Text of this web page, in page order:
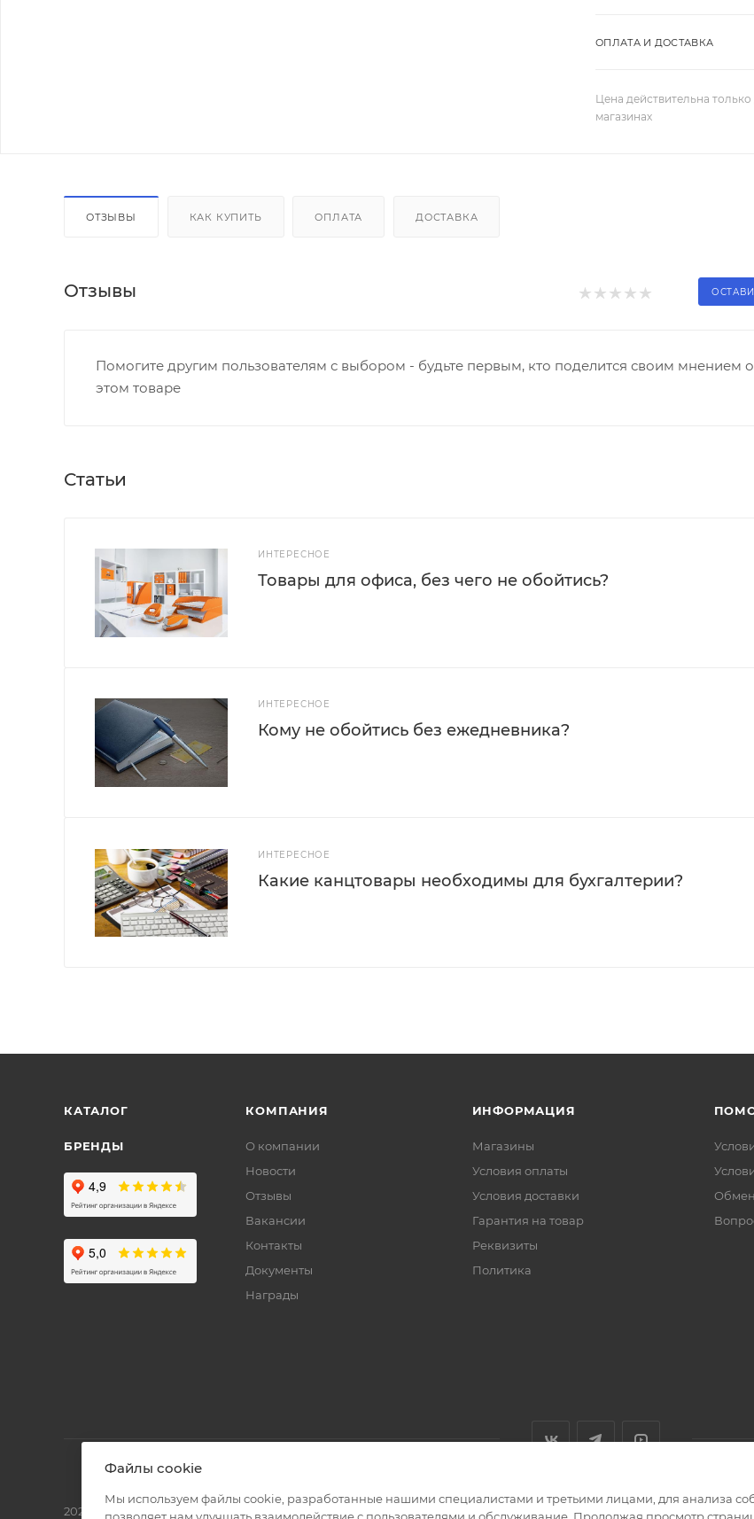
ОПЛАТА И ДОСТАВКА
Цена действительна
магазинах
ОТЗЫВЫ КАК КУПИТЬ ОПЛАТА ДОСТАВКА
Отзывы
Помогите другим пользователям с выбором - будьте первым, кто поделится своим мнением
этом товаре
Статьи
ИНТЕРЕСНОЕ
Товары для офиса, без чего не обойтись?
ИНТЕРЕСНОЕ
Кому не обойтись без ежедневника?
ИНТЕРЕСНОЕ
Какие канцтовары необходимы для бухгалтерии?
КАТАЛОГ
БРЕНДЫ
КОМПАНИЯ
О компании
Новости
Отзывы
Вакансии
Контакты
Документы
Награды
ИНФОРМАЦИЯ
Магазины
Условия оплаты
Условия доставки
Гарантия на товар
Реквизиты
Политика
Обмен
2026 © Полиграф кит - интернет-магазин
Файлы cookie
Мы используем файлы cookie, разработанные нашими специалистами и третьими лицами, для анализа